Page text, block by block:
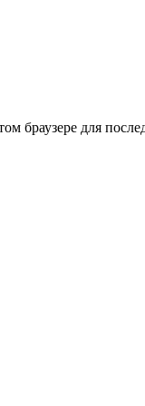
браузере для